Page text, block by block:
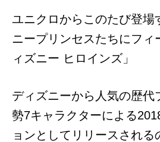
ユニクロからこのたび登場
ニープリンセスたちにフィ
ィズニー ヒロインズ」
ディズニーから人気の歴代
勢7キャラクターによる
ョンとしてリリースされる